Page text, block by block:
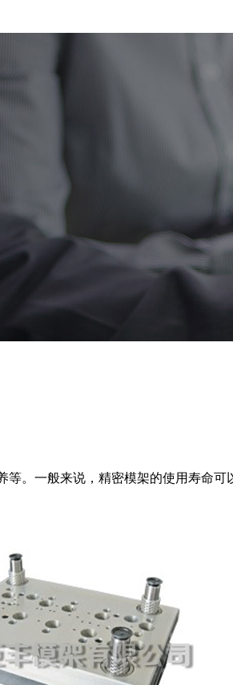
。一般来说，精密模架的使用寿命可